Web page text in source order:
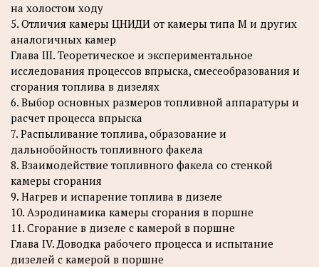
на холостом ходу
5. Отличия камеры ЦНИДИ от камеры типа М и других
аналогичных камер
Глава III. Теоретическое и экспериментальное
исследования процессов впрыска, смесеобразования и
сгорания топлива в дизелях
6. Выбор основных размеров топливной аппаратуры и
расчет процесса впрыска
7. Распыливание топлива, образование и
дальнобойность топливного факела
8. Взаимодействие топливного факела со стенкой
камеры сгорания
9. Нагрев и испарение топлива в дизеле
10. Аэродинамика камеры сгорания в поршне
11. Сгорание в дизеле с камерой в поршне
Глава IV. Доводка рабочего процесса и испытание
дизелей с камерой в поршне